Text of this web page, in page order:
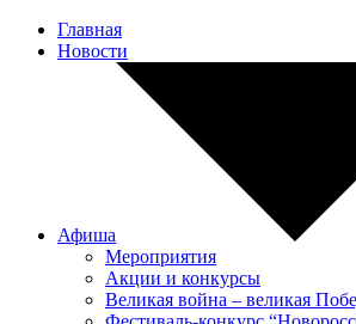
Главная
Новости
Афиша
Мероприятия
Акции и конкурсы
Великая война – великая